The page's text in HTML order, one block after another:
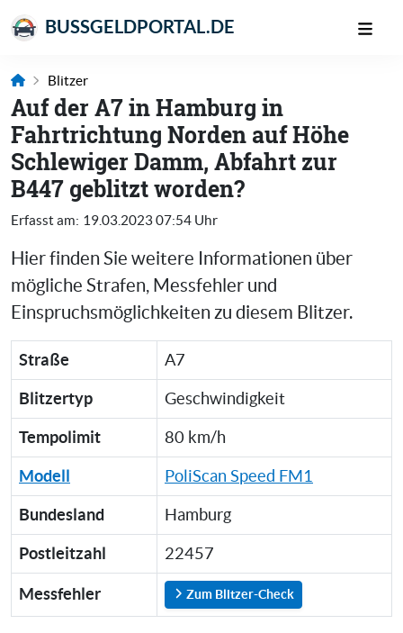
BUSSGELDPORTAL.DE
Blitzer
Auf der A7 in Hamburg in
Fahrtrichtung Norden auf Höhe
Schlewiger Damm, Abfahrt zur
B447 geblitzt worden?
Erfasst am: 19.03.2023 07:54 Uhr
Hier finden Sie weitere Informationen über
mögliche Strafen, Messfehler und
Einspruchsmöglichkeiten zu diesem Blitzer.
Straße A7
Blitzertyp Geschwindigkeit
Tempolimit 80 km/h
Modell PoliScan Speed FM1
Bundesland Hamburg
Postleitzahl 22457
Messfehler Zum Blitzer-Check